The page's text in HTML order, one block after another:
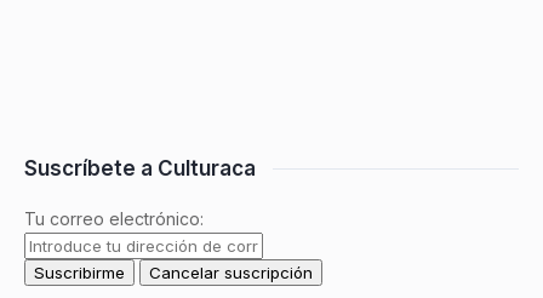
Suscríbete a Culturaca
Tu correo electrónico: